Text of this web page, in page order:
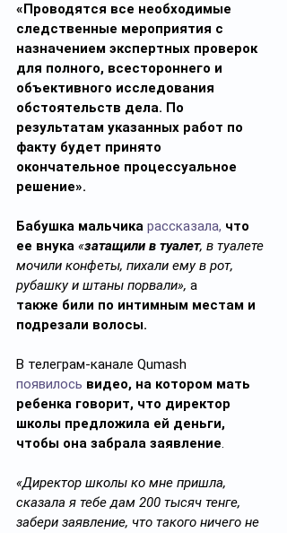
«Проводятся все необходимые
следственные мероприятия с
назначением экспертных проверок
для полного, всестороннего и
объективного исследования
обстоятельств дела. По
результатам указанных работ по
факту будет принято
окончательное процессуальное
решение».
Бабушка мальчика рассказала, что
ее внука «затащили в туалет, в туалете
мочили конфеты, пихали ему в рот,
рубашку и штаны порвали», а
также били по интимным местам и
подрезали волосы.
В телеграм-канале Qumash
появилось видео, на котором мать
ребенка говорит, что директор
школы предложила ей деньги,
чтобы она забрала заявление.
«Директор школы ко мне пришла,
сказала я тебе дам 200 тысяч тенге,
забери заявление, что такого ничего не